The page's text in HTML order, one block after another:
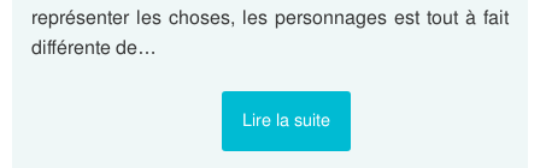
représenter les choses, les personnages est tout à fait
différente de…
Lire la suite